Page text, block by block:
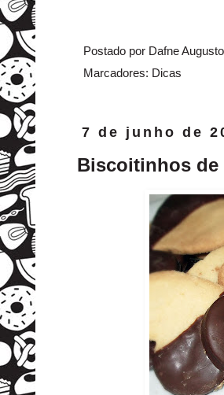
Postado por Dafne Augusto
Marcadores: Dicas
7 de junho de
Biscoitinhos de